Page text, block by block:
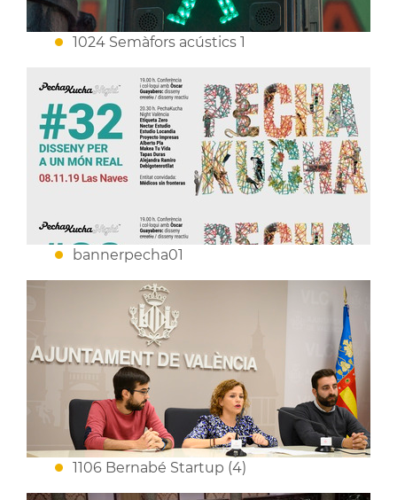
1024 Semàfors acústics 1
bannerpecha01
1106 Bernabé Startup (4)